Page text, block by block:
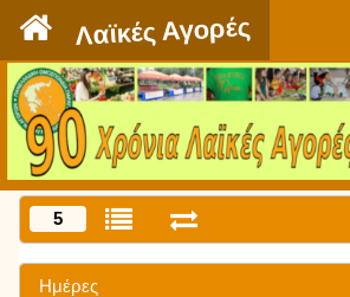
Λαϊκές Αγορές
5
Ημέρες